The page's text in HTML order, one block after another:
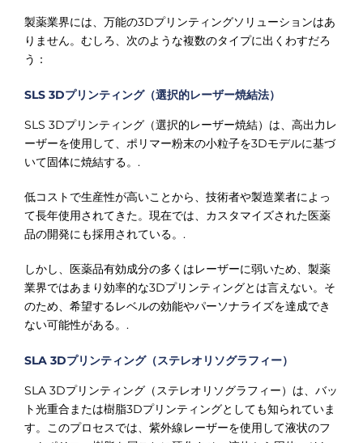
製薬業界には、万能の3Dプリンティングソリューションはあ
りません。むしろ、次のような複数のタイプに出くわすだろ
う：
SLS 3Dプリンティング（選択的レーザー焼結法）
SLS 3Dプリンティング（選択的レーザー焼結）は、高出力レ
ーザーを使用して、ポリマー粉末の小粒子を3Dモデルに基づ
いて固体に焼結する。.
低コストで生産性が高いことから、技術者や製造業者によっ
て長年使用されてきた。現在では、カスタマイズされた医薬
品の開発にも採用されている。.
しかし、医薬品有効成分の多くはレーザーに弱いため、製薬
業界ではあまり効率的な3Dプリンティングとは言えない。そ
のため、希望するレベルの効能やパーソナライズを達成でき
ない可能性がある。.
SLA 3Dプリンティング（ステレオリソグラフィー）
SLA 3Dプリンティング（ステレオリソグラフィー）は、バッ
ト光重合または樹脂3Dプリンティングとしても知られていま
す。このプロセスでは、紫外線レーザーを使用して液状のフ